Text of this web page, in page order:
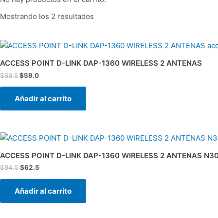
Mostrando los 2 resultados
ACCESS POINT D-LINK DAP-1360 WIRELESS 2 ANTENAS
$69.5
El
original
era:
$69.5.
$59.0
El
actual
es:
$59.0.
Añadir al carrito
ACCESS POINT D-LINK DAP-1360 WIRELESS 2 ANTENAS
$84.5
El
original
era:
$84.5.
$62.5
El
actual
es:
Añadir al carrito